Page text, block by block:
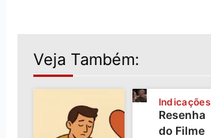
Veja Também:
Indicações
Resenha
do Filme